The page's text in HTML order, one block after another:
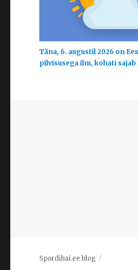
Täna, 6. augustil 2026 on
pilvisusega ilm, kohati
Spordihai.ee blog